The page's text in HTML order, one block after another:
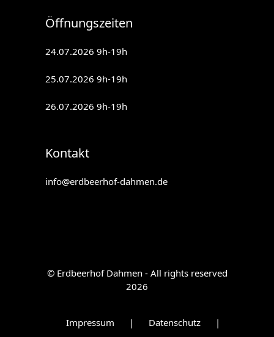
Öffnungszeiten
24.07.2026 9h-19h
25.07.2026 9h-19h
26.07.2026 9h-19h
Kontakt
info@erdbeerhof-dahmen.de
© Erdbeerhof Dahmen - All rights reserved
2026
Impressum | Datenschutz |